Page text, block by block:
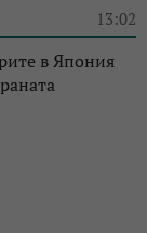
13:02
в Япония